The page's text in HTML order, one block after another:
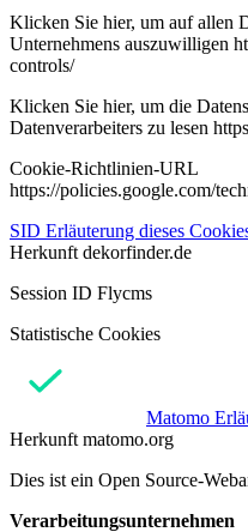
Klicken Sie hier, um auf allen
Unternehmens auszuwilligen
controls/
Klicken Sie hier, um die
Datenverarbeiters zu lesen
Cookie-Richtlinien-URL
https://policies.google.com/
SID Erläuterung dieses
Herkunft dekorfinder.de
Session ID Flycms
Statistische Cookies
Matomo
Herkunft matomo.org
Dies ist ein Open Source-
Verarbeitungsunternehmen